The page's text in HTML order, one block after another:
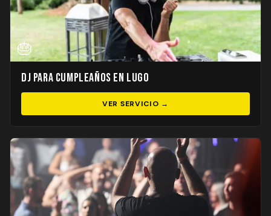
🎂
DJ para Cumpleaños en Lugo
VER SERVICIO →